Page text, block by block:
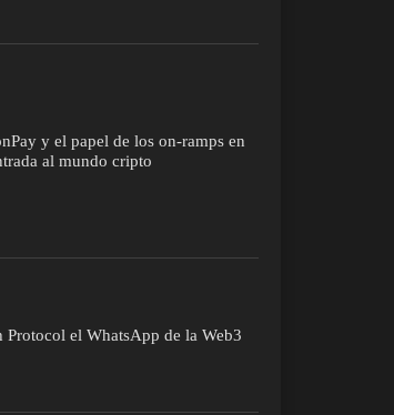
y el papel de los on-ramps en
al mundo cripto
Protocol el WhatsApp de la Web3